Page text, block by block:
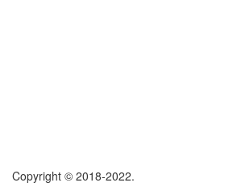
Copyright © 2018-2022.